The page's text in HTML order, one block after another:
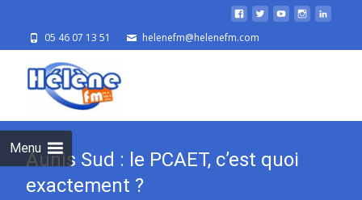
05 46 07 13 51 helenefm@helenefm.com
Menu
Aunis Sud : le PCAET, c’est quoi
exactement ?